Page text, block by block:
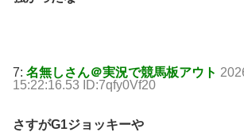
7: 名無しさん＠実況で競馬板アウト
15:22:16.53 ID:7qfy0Vf20
さすがG1ジョッキーや